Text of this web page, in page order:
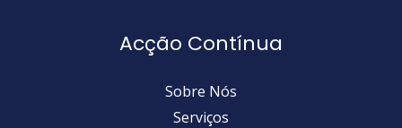
Acção Contínua
Sobre Nós
Serviços